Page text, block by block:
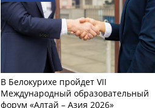
В Белокурихе пройдет VII
Международный образовательный
форум «Алтай – Азия 2026»